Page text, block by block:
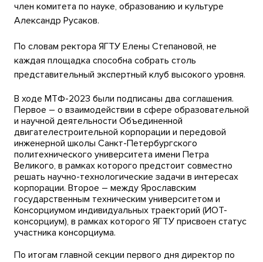
член комитета по науке, образованию и культуре
Александр Русаков.
По словам ректора ЯГТУ Елены Степановой, не
каждая площадка способна собрать столь
представительный экспертный клуб высокого уровня.
В ходе МТФ-2023 были подписаны два соглашения.
Первое – о взаимодействии в сфере образовательной
и научной деятельности Объединенной
двигателестроительной корпорации и передовой
инженерной школы Санкт-Петербургского
политехнического университета имени Петра
Великого, в рамках которого предстоит совместно
решать научно-технологические задачи в интересах
корпорации. Второе – между Ярославским
государственным техническим университетом и
Консорциумом индивидуальных траекторий (ИОТ-
консорциум), в рамках которого ЯГТУ присвоен статус
участника консорциума.
По итогам главной секции первого дня директор по